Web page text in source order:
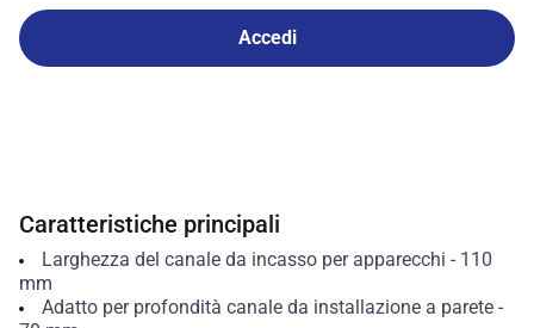
Accedi
Caratteristiche principali
Larghezza del canale da incasso per apparecchi - 110
mm
Adatto per profondità canale da installazione a parete-